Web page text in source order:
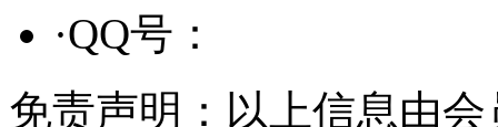
·QQ号：
免责声明：以上信息由